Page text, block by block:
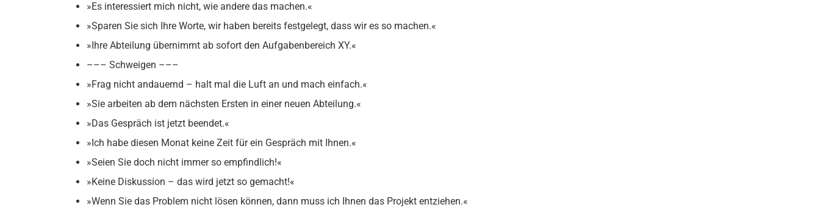
»Es interessiert mich nicht, wie andere das machen.«
»Sparen Sie sich Ihre Worte, wir haben bereits festgelegt, dass wir es so machen.«
»Ihre Abteilung übernimmt ab sofort den Aufgabenbereich XY.«
––– Schweigen –––
»Frag nicht andauernd – halt mal die Luft an und mach einfach.«
»Sie arbeiten ab dem nächsten Ersten in einer neuen Abteilung.«
»Das Gespräch ist jetzt beendet.«
»Ich habe diesen Monat keine Zeit für ein Gespräch mit Ihnen.«
»Seien Sie doch nicht immer so empfindlich!«
»Keine Diskussion – das wird jetzt so gemacht!«
»Wenn Sie das Problem nicht lösen können, dann muss ich Ihnen das Projekt entziehen.«